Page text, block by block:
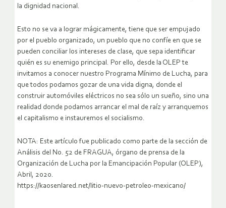
la dignidad nacional.
Esto no se va a lograr mágicamente, tiene que ser empujado
por el pueblo organizado, un pueblo que no confíe en que se
pueden conciliar los intereses de clase, que sepa identificar
quién es su enemigo principal. Por ello, desde la OLEP te
invitamos a conocer nuestro Programa Mínimo de Lucha, para
que todos podamos gozar de una vida digna, donde el
construir automóviles eléctricos no sea sólo un sueño, sino una
realidad donde podamos arrancar el mal de raíz y arranquemos
el capitalismo e instauremos el socialismo.
NOTA: Este artículo fue publicado como parte de la sección de
Análisis del No. 52 de FRAGUA, órgano de prensa de la
Organización de Lucha por la Emancipación Popular (OLEP),
Abril, 2020.
https://kaosenlared.net/litio-nuevo-petroleo-mexicano/